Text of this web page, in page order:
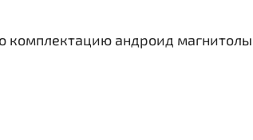
андроид магнитолы